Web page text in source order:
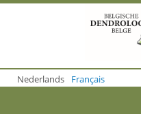
o
m
Nederlands Français